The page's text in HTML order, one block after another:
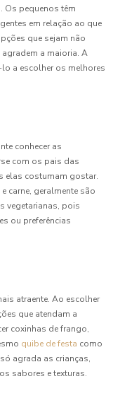
Os pequenos têm
em relação ao que
que sejam não
a maioria. A
a escolher os melhores
conhecer as
com os pais das
elas costumam gostar.
carne, geralmente são
vegetarianas, pois
ou preferências
atraente. Ao escolher
que atendam a
coxinhas de frango,
quibe de festa como
agrada as crianças,
sabores e texturas.